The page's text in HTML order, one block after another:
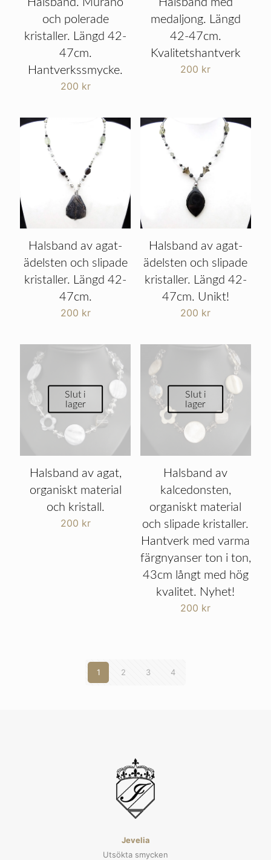
Halsband. Murano
och polerade
kristaller. Längd 42-
47cm.
Hantverkssmycke.
200 kr
Halsband med
medaljong. Längd
42-47cm.
Kvalitetshantverk
200 kr
Halsband av agat-
ädelsten och slipade
kristaller. Längd 42-
47cm.
200 kr
Halsband av agat-
ädelsten och slipade
kristaller. Längd 42-
47cm. Unikt!
200 kr
Slut i
lager
Halsband av agat,
organiskt material
och kristall.
200 kr
Slut i
lager
Halsband av
kalcedonsten,
organiskt material
och slipade kristaller.
Hantverk med varma
färgnyanser ton i ton,
43cm långt med hög
kvalitet. Nyhet!
200 kr
1 2 3 4
Jevelia
Utsökta smycken